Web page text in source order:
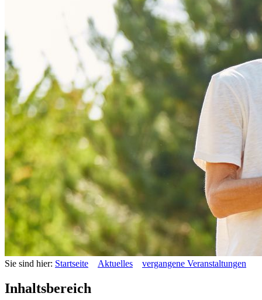
Sie sind hier: Startseite Aktuelles vergangene Veranstaltungen
Inhaltsbereich